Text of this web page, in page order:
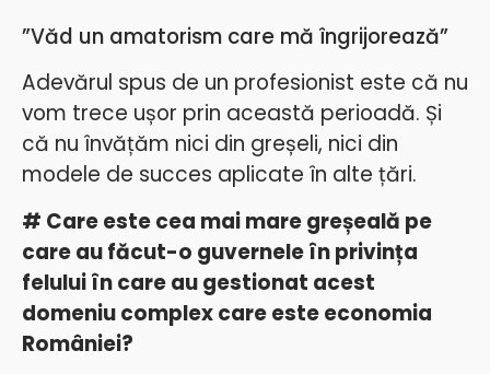
”Văd un amatorism care mă îngrijorează”
Adevărul spus de un profesionist este că nu
vom trece ușor prin această perioadă. Și
că nu învățăm nici din greșeli, nici din
modele de succes aplicate în alte țări.
# Care este cea mai mare greșeală pe
care au făcut-o guvernele în privința
felului în care au gestionat acest
domeniu complex care este economia
României?